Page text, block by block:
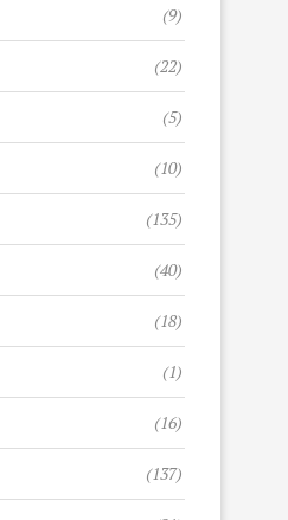
(9)
(22)
(5)
(10)
(135)
(40)
(18)
(1)
(16)
(137)